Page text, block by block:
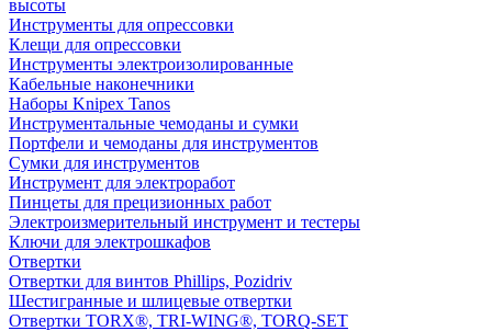
высоты
Инструменты для опрессовки
Клещи для опрессовки
Инструменты электроизолированные
Кабельные наконечники
Наборы Knipex Tanos
Инструментальные чемоданы и сумки
Портфели и чемоданы для инструментов
Сумки для инструментов
Инструмент для электроработ
Пинцеты для прецизионных работ
Электроизмерительный инструмент и тестеры
Ключи для электрошкафов
Отвертки
Отвертки для винтов Phillips, Pozidriv
Шестигранные и шлицевые отвертки
Отвертки TORX®, TRI-WING®, TORQ-SET